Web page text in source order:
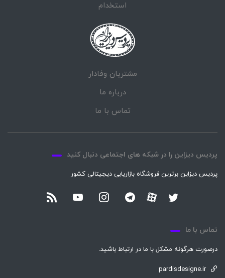
استخدام
مشتریان وفادار
درباره ما
تماس با ما
پردیس دیزاین را در شبکه های اجتماعی دنبال کنید
پردیس دیزاین برترین فروشگاه بازاریابی دیجیتالی کشور
تماس با ما
درصورت هرگونه مشکل با ما در ارتباط باشید.
pardisdesigne.ir